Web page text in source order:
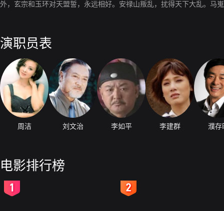
外，玄宗和玉环对天盟誓，永远相好。安禄山叛乱，扰得天下大乱。马
演职员表
周洁 刘文治 李如平 李建群 濮存
电影排行榜